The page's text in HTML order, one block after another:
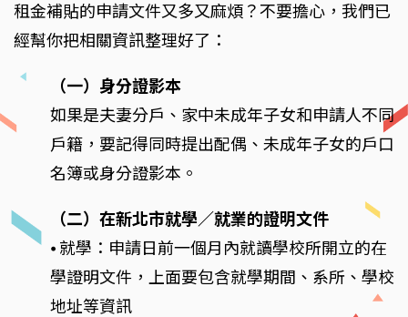
租金補貼的申請文件又多又麻煩？不要擔心，我們已
經幫你把相關資訊整理好了：
（一）身分證影本
如果是夫妻分戶、家中未成年子女和申請人不同
戶籍，要記得同時提出配偶、未成年子女的戶口
名簿或身分證影本。
（二）在新北市就學／就業的證明文件
⦁ 就學：申請日前一個月內就讀學校所開立的在
學證明文件，上面要包含就學期間、系所、學校
地址等資訊